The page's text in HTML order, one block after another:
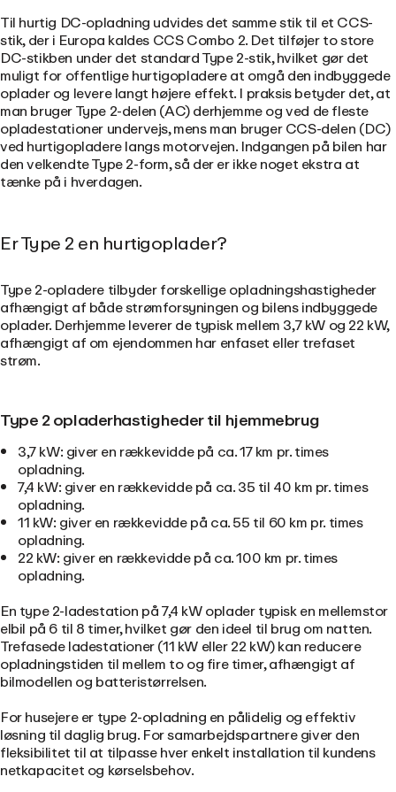
Til hurtig DC-opladning udvides det samme stik til et CCS-
stik, der i Europa kaldes CCS Combo 2. Det tilføjer to store
DC-stikben under det standard Type 2-stik, hvilket gør det
muligt for offentlige hurtigopladere at omgå den indbyggede
oplader og levere langt højere effekt. I praksis betyder det, at
man bruger Type 2-delen (AC) derhjemme og ved de fleste
opladestationer undervejs, mens man bruger CCS-delen (DC)
ved hurtigopladere langs motorvejen. Indgangen på bilen har
den velkendte Type 2-form, så der er ikke noget ekstra at
tænke på i hverdagen.
Er Type 2 en hurtigoplader?
Type 2-opladere tilbyder forskellige opladningshastigheder
afhængigt af både strømforsyningen og bilens indbyggede
oplader. Derhjemme leverer de typisk mellem 3,7 kW og 22 kW,
afhængigt af om ejendommen har enfaset eller trefaset
strøm.
Type 2 opladerhastigheder til hjemmebrug
3,7 kW: giver en rækkevidde på ca. 17 km pr. times
opladning.
7,4 kW: giver en rækkevidde på ca. 35 til 40 km pr. times
opladning.
11 kW: giver en rækkevidde på ca. 55 til 60 km pr. times
opladning.
22 kW: giver en rækkevidde på ca. 100 km pr. times
opladning.
En type 2-ladestation på 7,4 kW oplader typisk en mellemstor
elbil på 6 til 8 timer, hvilket gør den ideel til brug om natten.
Trefasede ladestationer (11 kW eller 22 kW) kan reducere
opladningstiden til mellem to og fire timer, afhængigt af
bilmodellen og batteristørrelsen.
For husejere er type 2-opladning en pålidelig og effektiv
løsning til daglig brug. For samarbejdspartnere giver den
fleksibilitet til at tilpasse hver enkelt installation til kundens
netkapacitet og kørselsbehov.